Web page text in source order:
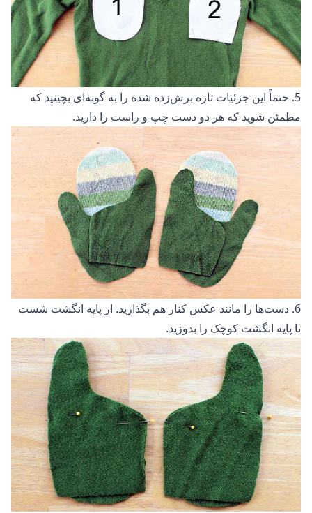
5. حتماً این جزئیات تازه برش‌زده شده را به گونه‌ای بچینید که
مطمئن شوید که هر دو دست چپ و راست را دارید.
6. دست‌ها را مانند عکس کنار هم بگذارید. از پایه انگشت شست
تا پایه انگشت کوچک را بدوزید.